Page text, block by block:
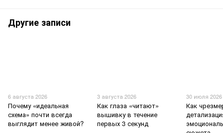
Другие записи
6 августа 2026
Почему «идеальная
схема» почти всегда
выглядит менее живой?
3 августа 2026
Как глаза «читают»
вышивку в течение
первых 3 секунд
30 июля 2026
Как